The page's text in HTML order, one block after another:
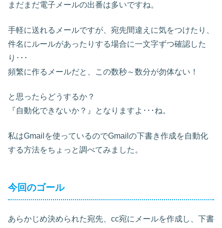
まだまだ電子メールの出番は多いですね。
手軽に送れるメールですが、宛先間違えに気をつけたり、
件名にルールがあったりする場合に一文字ずつ確認した
り･･･
頻繁に作るメールだと、この数秒～数分が勿体ない！
と思ったらどうするか？
『自動化できないか？』となりますよ･･･ね。
私はGmailを使っているのでGmailの下書き作成を自動化
する方法をちょっと調べてみました。
今回のゴール
あらかじめ決められた宛先、cc宛にメールを作成し、下書